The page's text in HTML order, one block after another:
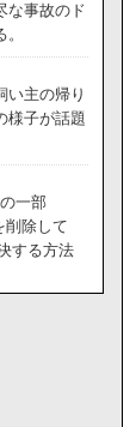
な事故のド
い主の帰り
様子が話題
一部
除して
する方法